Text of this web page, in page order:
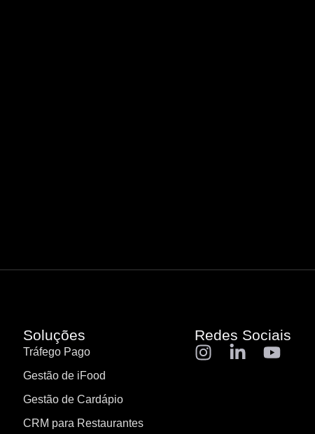
Soluções
Tráfego Pago
Gestão de iFood
Gestão de Cardápio
CRM para Restaurantes
Redes Sociais